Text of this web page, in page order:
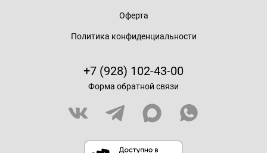
Оферта
Политика конфиденциальности
+7 (928) 102-43-00
Форма обратной связи